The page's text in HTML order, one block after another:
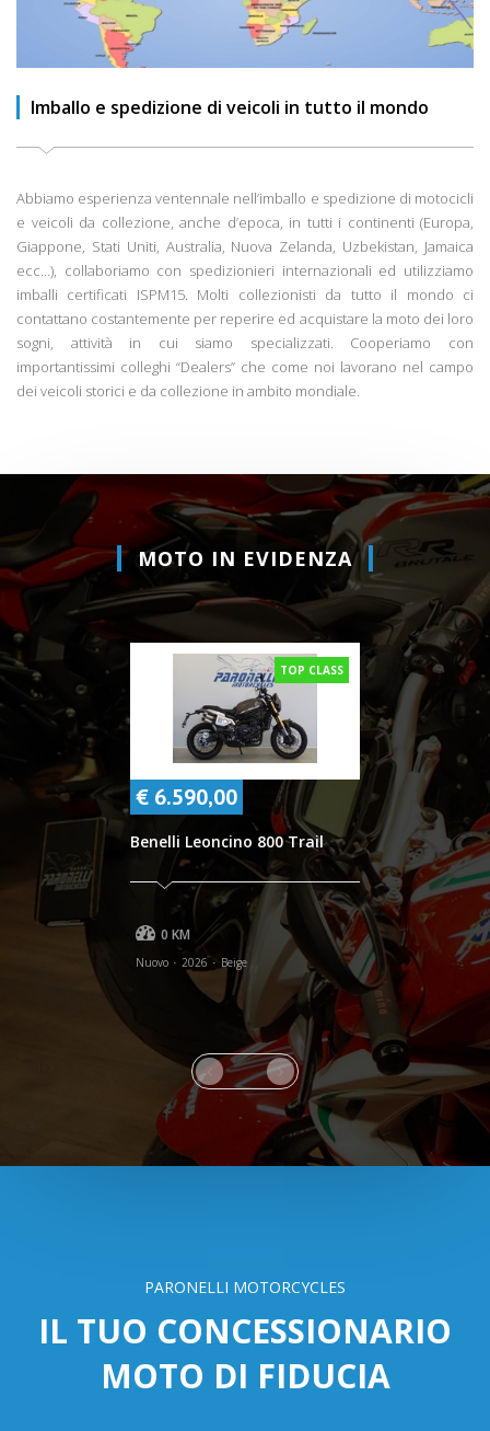
Imballo e spedizione di veicoli in tutto il mondo
Abbiamo esperienza ventennale nell’imballo e spedizione di motocicli
e veicoli da collezione, anche d’epoca, in tutti i continenti (Europa,
Giappone, Stati Uniti, Australia, Nuova Zelanda, Uzbekistan, Jamaica
ecc…), collaboriamo con spedizionieri internazionali ed utilizziamo
imballi certificati ISPM15. Molti collezionisti da tutto il mondo ci
contattano costantemente per reperire ed acquistare la moto dei loro
sogni, attività in cui siamo specializzati. Cooperiamo con
importantissimi colleghi “Dealers” che come noi lavorano nel campo
dei veicoli storici e da collezione in ambito mondiale.
MOTO IN EVIDENZA
TOP CLASS
€ 6.590,00
Benelli Leoncino 800 Trail
0 KM
Nuovo 2026 Beige
PARONELLI MOTORCYCLES
IL TUO CONCESSIONARIO
MOTO DI FIDUCIA